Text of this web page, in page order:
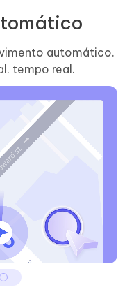
automático.
tempo real.